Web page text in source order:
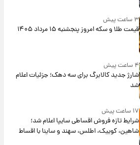
۳ ساعت پیش
قیمت طلا و سکه امروز پنجشنبه ۱۵ مرداد ۱۴۰۵
۴ ساعت پیش
شارژ جدید کالابرگ برای سه دهک؛ جزئیات اعلام
شد
۱۷ ساعت پیش
شرایط تازه فروش اقساطی سایپا اعلام شد؛
شاهین، کوییک، اطلس، سهند و ساینا با اقساط
بلندمدت + جدول